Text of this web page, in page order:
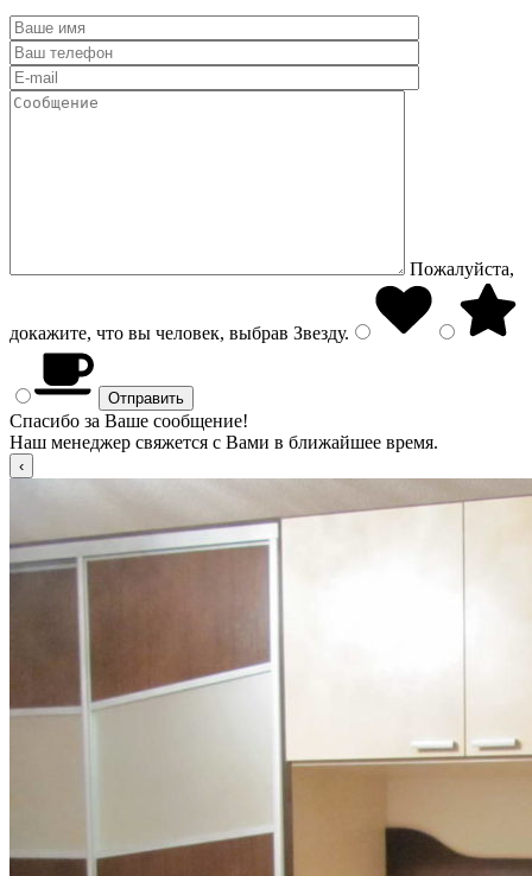
Пожалуйста,
докажите, что вы человек, выбрав Звезду.
Спасибо за Ваше сообщение!
Наш менеджер свяжется с Вами в ближайшее время.